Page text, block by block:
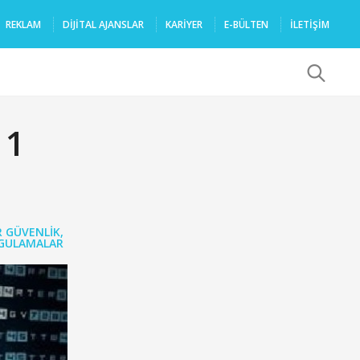
REKLAM DIJITAL AJANSLAR KARIYER E-BÜLTEN İLETİŞİM
GÜVENLIK,